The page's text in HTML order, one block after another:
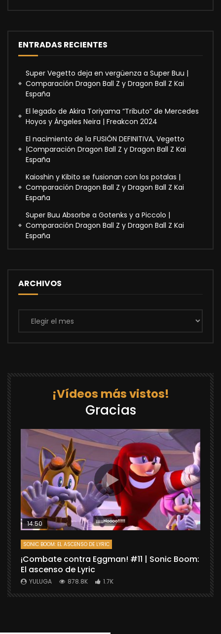
ENTRADAS RECIENTES
Super Vegetto deja en vergüenza a Super Buu |
Comparación Dragon Ball Z y Dragon Ball Z Kai
España
El legado de Akira Toriyama “Tributo” de Mercedes
Hoyos y Ángeles Neira | Freakcon 2024
El nacimiento de la FUSIÓN DEFINITIVA, Vegetto
|Comparación Dragon Ball Z y Dragon Ball Z Kai
España
Kaioshin y Kibito se fusionan con los potalas |
Comparación Dragon Ball Z y Dragon Ball Z Kai
España
Super Buu Absorbe a Gotenks y a Piccolo |
Comparación Dragon Ball Z y Dragon Ball Z Kai
España
ARCHIVOS
Archivos
¡Vídeos más vistos!
Gracias
14:50
SONIC BOOM: EL ASCENSO DE LYRIC
¡Combate contra Eggman! #11 | Sonic Boom:
El ascenso de Lyric
YULUGA 878.8K 1.7K